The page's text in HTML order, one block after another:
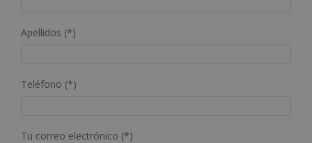
Apellidos (*)
Teléfono (*)
Tu correo electrónico (*)